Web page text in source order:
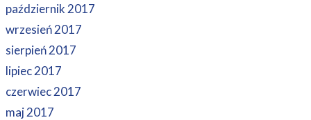
październik 2017
wrzesień 2017
sierpień 2017
lipiec 2017
czerwiec 2017
maj 2017